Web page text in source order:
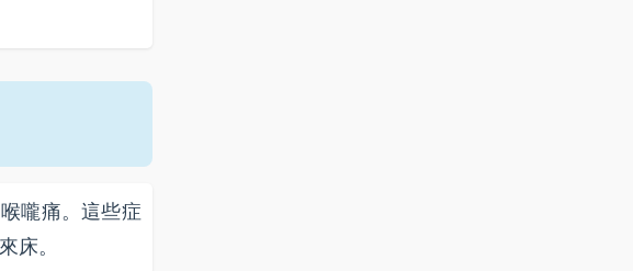
嚨痛。這些症
床。